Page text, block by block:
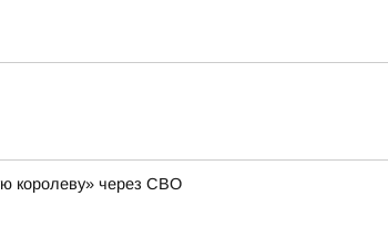
королеву» через СВО